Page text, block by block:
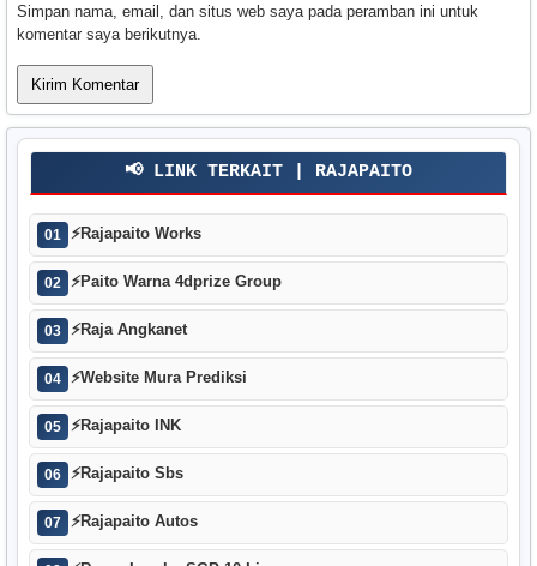
Simpan nama, email, dan situs web saya pada peramban ini untuk
komentar saya berikutnya.
📢 LINK TERKAIT | RAJAPAITO
01 ⚡Rajapaito Works
02 ⚡Paito Warna 4dprize Group
03 ⚡Raja Angkanet
04 ⚡Website Mura Prediksi
05 ⚡Rajapaito INK
06 ⚡Rajapaito Sbs
07 ⚡Rajapaito Autos